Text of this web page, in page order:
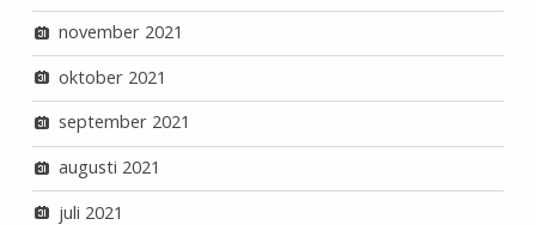
november 2021
oktober 2021
september 2021
augusti 2021
juli 2021